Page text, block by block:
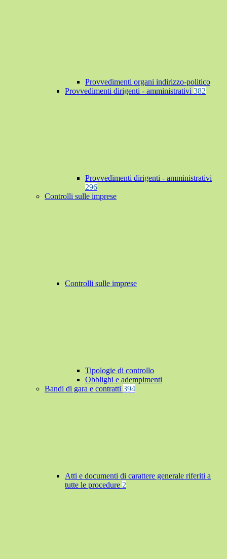
Provvedimenti organi indirizzo-politico
Provvedimenti dirigenti - amministrativi 382
Provvedimenti dirigenti - amministrativi
296
Controlli sulle imprese
Controlli sulle imprese
Tipologie di controllo
Obblighi e adempimenti
Bandi di gara e contratti 394
Atti e documenti di carattere generale riferiti a
tutte le procedure 2